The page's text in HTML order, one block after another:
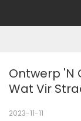
Ontwerp 'n
Wat Vir
2023-11-11